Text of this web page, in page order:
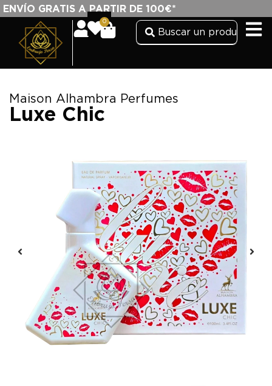
ENVÍO GRATIS A PARTIR DE 100€*
0
Maison Alhambra Perfumes
Luxe Chic